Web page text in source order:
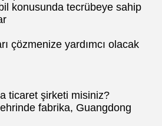
konusunda tecrübeye sahip
çözmenize yardımcı olacak
ticaret şirketi misiniz?
fabrika, Guangdong